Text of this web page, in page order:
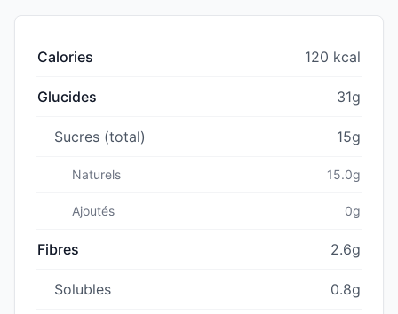
Calories 120 kcal
Glucides 31g
Sucres (total) 15g
Naturels 15.0g
Ajoutés 0g
Fibres 2.6g
Solubles 0.8g